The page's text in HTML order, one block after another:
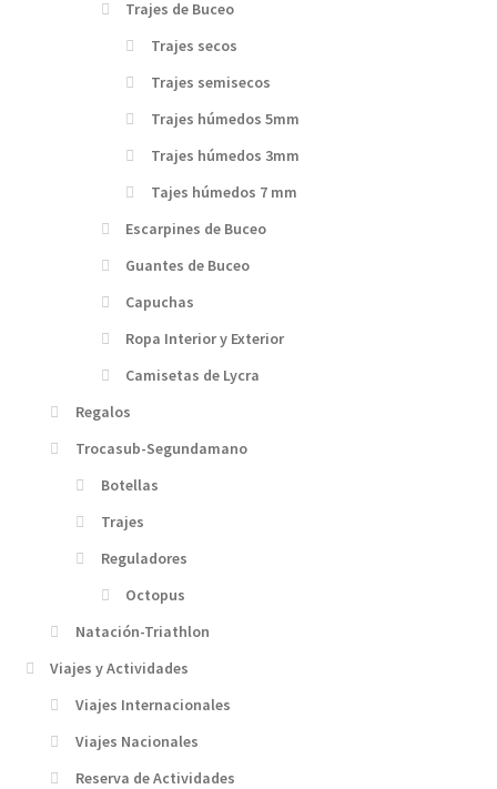
Trajes de Buceo
Trajes secos
Trajes semisecos
Trajes húmedos 5mm
Trajes húmedos 3mm
Tajes húmedos 7 mm
Escarpines de Buceo
Guantes de Buceo
Capuchas
Ropa Interior y Exterior
Camisetas de Lycra
Regalos
Trocasub-Segundamano
Botellas
Trajes
Reguladores
Octopus
Natación-Triathlon
Viajes y Actividades
Viajes Internacionales
Viajes Nacionales
Reserva de Actividades